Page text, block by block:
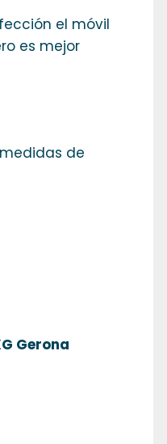
el móvil
es mejor
de
Gerona